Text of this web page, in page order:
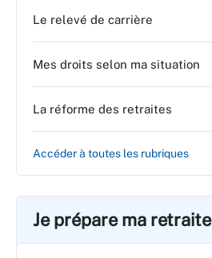
Le relevé de carrière
Mes droits selon ma situation
La réforme des retraites
Accéder à toutes les rubriques
Je prépare ma retraite